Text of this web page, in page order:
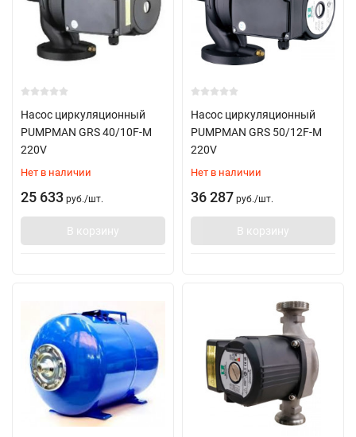
Насос циркуляционный
PUMPMAN GRS 40/10F-M
220V
Нет в наличии
25 633 руб./шт.
В корзину
Насос циркуляционный
PUMPMAN GRS 50/12F-M
220V
Нет в наличии
36 287 руб./шт.
В корзину